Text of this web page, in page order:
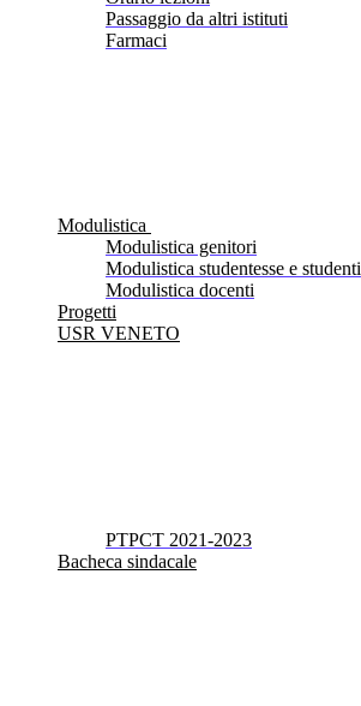
Passaggio da altri istituti
Farmaci
Modulistica
Modulistica genitori
Modulistica studentesse e studenti
Modulistica docenti
Progetti
USR VENETO
PTPCT 2021-2023
Bacheca sindacale